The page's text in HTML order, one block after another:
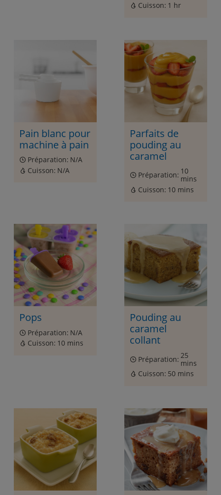
Cuisson: 1 hr
Pain blanc pour
machine à pain
Préparation: N/A
Cuisson: N/A
Parfaits de
pouding au
caramel
Préparation: 10
mins
Cuisson: 10 mins
Pops
Préparation: N/A
Cuisson: 10 mins
Pouding au
caramel
collant
Préparation: 25
mins
Cuisson: 50 mins